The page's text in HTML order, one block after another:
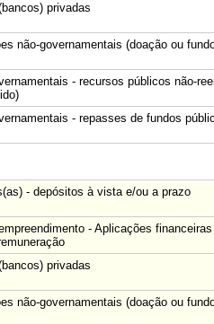
privadas
não-governamentais (doação ou
- recursos públicos não-
- repasses de fundos
- depósitos à vista e/ou a prazo
- Aplicações
privadas
não-governamentais (doação ou